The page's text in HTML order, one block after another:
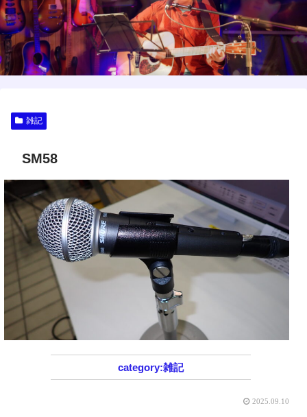
雑記
SM58
雑記
2025.09.10